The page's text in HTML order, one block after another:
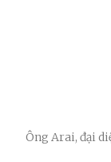
Ông Arai, đại